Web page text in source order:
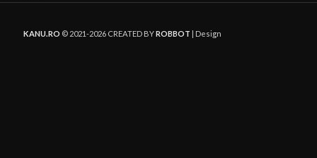
KANU.RO © 2021-2026 CREATED BYROBBOT | Design